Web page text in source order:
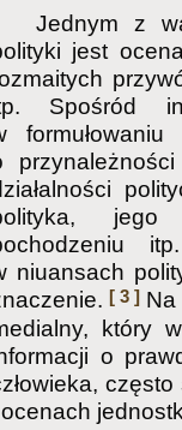
Jednym z
jest
Spośród
jego
niuansach
[ 3 ] Na
który
o